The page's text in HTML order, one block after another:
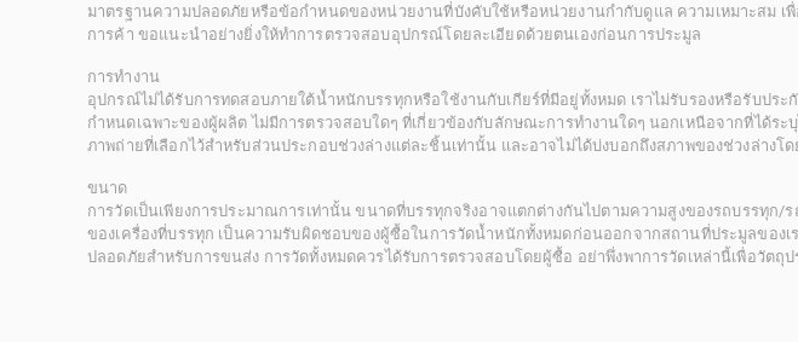
มาตรฐานความปลอดภัยหรือข้อกำหนดของหน่วยงานที่บังคับใช้หรือหน่วยงานกำกับดูแล ความเหมาะสม เพื่
การค้า ขอแนะนำอย่างยิ่งให้ทำการตรวจสอบอุปกรณ์โดยละเอียดด้วยตนเองก่อนการประมูล
การทำงาน
อุปกรณ์ไม่ได้รับการทดสอบภายใต้น้ำหนักบรรทุกหรือใช้งานกับเกียร์ที่มีอยู่ทั้งหมด เราไม่รับรองหรือรับปร
กำหนดเฉพาะของผู้ผลิต ไม่มีการตรวจสอบใดๆ ที่เกี่ยวข้องกับลักษณะการทำงานใดๆ นอกเหนือจากที่ได้ระ
ภาพถ่ายที่เลือกไว้สำหรับส่วนประกอบช่วงล่างแต่ละชิ้นเท่านั้น และอาจไม่ได้บ่งบอกถึงสภาพของช่วงล่างโ
ขนาด
การวัดเป็นเพียงการประมาณการเท่านั้น ขนาดที่บรรทุกจริงอาจแตกต่างกันไปตามความสูงของรถบรรทุก/
ของเครื่องที่บรรทุก เป็นความรับผิดชอบของผู้ซื้อในการวัดน้ำหนักทั้งหมดก่อนออกจากสถานที่ประมูลของเ
ปลอดภัยสำหรับการขนส่ง การวัดทั้งหมดควรได้รับการตรวจสอบโดยผู้ซื้อ อย่าพึ่งพาการวัดเหล่านี้เพื่อวัตถุ